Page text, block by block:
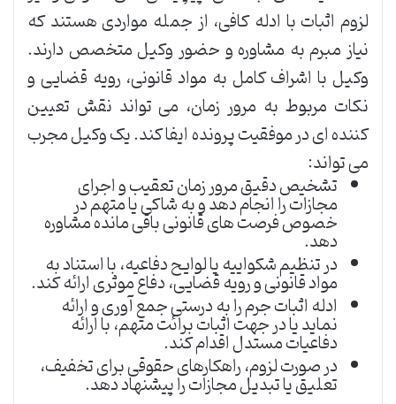
لزوم اثبات با ادله کافی، از جمله مواردی هستند که
نیاز مبرم به مشاوره و حضور وکیل متخصص دارند.
وکیل با اشراف کامل به مواد قانونی، رویه قضایی و
نکات مربوط به مرور زمان، می تواند نقش تعیین
کننده ای در موفقیت پرونده ایفا کند. یک وکیل مجرب
می تواند:
تشخیص دقیق مرور زمان تعقیب و اجرای
مجازات را انجام دهد و به شاکی یا متهم در
خصوص فرصت های قانونی باقی مانده مشاوره
دهد.
در تنظیم شکواییه یا لوایح دفاعیه، با استناد به
مواد قانونی و رویه قضایی، دفاع موثری ارائه کند.
ادله اثبات جرم را به درستی جمع آوری و ارائه
نماید یا در جهت اثبات برائت متهم، با ارائه
دفاعیات مستدل اقدام کند.
در صورت لزوم، راهکارهای حقوقی برای تخفیف،
تعلیق یا تبدیل مجازات را پیشنهاد دهد.